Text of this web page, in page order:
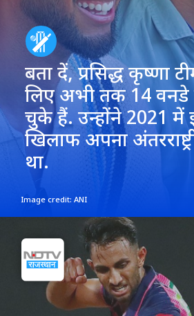
बता दें, प्रसिद्ध कृष्णा
लिए अभी तक 14
चुके हैं. उन्होंने 2021 में
खिलाफ अपना
था.
Image credit: ANI